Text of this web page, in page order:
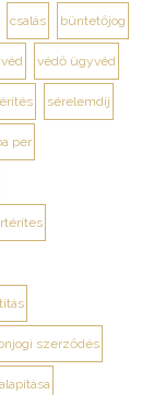
csalás büntetőjog
védő ügyvéd
sérelemdíj
per
szerződés